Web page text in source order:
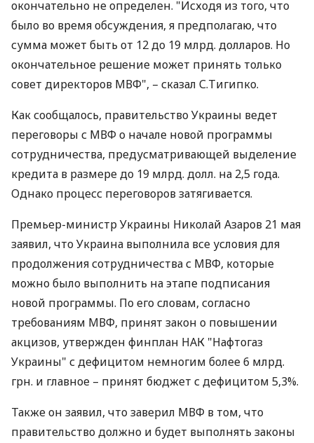
окончательно не определен. "Исходя из того, что
было во время обсуждения, я предполагаю, что
сумма может быть от 12 до 19 млрд. долларов. Но
окончательное решение может принять только
совет директоров МВФ", – сказал С.Тигипко.
Как сообщалось, правительство Украины ведет
переговоры с МВФ о начале новой программы
сотрудничества, предусматривающей выделение
кредита в размере до 19 млрд. долл. на 2,5 года.
Однако процесс переговоров затягивается.
Премьер-министр Украины Николай Азаров 21 мая
заявил, что Украина выполнила все условия для
продолжения сотрудничества с МВФ, которые
можно было выполнить на этапе подписания
новой программы. По его словам, согласно
требованиям МВФ, принят закон о повышении
акцизов, утвержден финплан НАК "Нафтогаз
Украины" с дефицитом немногим более 6 млрд.
грн. и главное – принят бюджет с дефицитом 5,3%.
Также он заявил, что заверил МВФ в том, что
правительство должно и будет выполнять законы